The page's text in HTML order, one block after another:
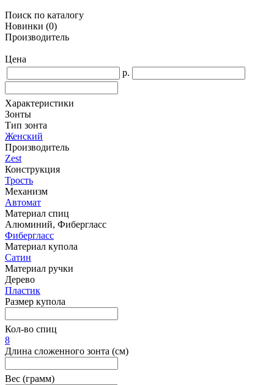
Поиск по каталогу
Новинки (0)
Производитель
Цена
р.
Характеристики
Зонты
Тип зонта
Женский
Производитель
Zest
Конструкция
Трость
Механизм
Автомат
Материал спиц
Алюминий, Фибергласс
Фибергласс
Материал купола
Сатин
Материал ручки
Дерево
Пластик
Размер купола
Кол-во спиц
8
Длина сложенного зонта (см)
Вес (грамм)